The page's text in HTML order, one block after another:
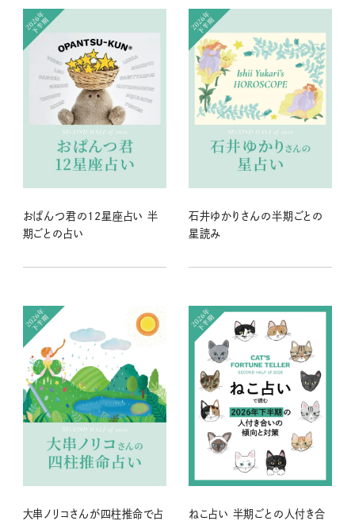
おぱんつ君の12星座占い 半
期ごとの占い
石井ゆかりさんの半期ごとの
星読み
大串ノリコさんが四柱推命で占
ねこ占い 半期ごとの人付き合